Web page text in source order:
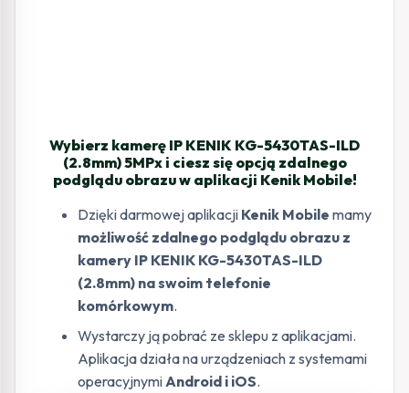
Wybierz kamerę IP KENIK KG-5430TAS-ILD
(2.8mm) 5MPx i ciesz się opcją zdalnego
podglądu obrazu w aplikacji Kenik Mobile!
Dzięki darmowej aplikacji Kenik Mobile mamy
możliwość zdalnego podglądu obrazu z
kamery IP KENIK KG-5430TAS-ILD
(2.8mm) na swoim telefonie
komórkowym.
Wystarczy ją pobrać ze sklepu z aplikacjami.
Aplikacja działa na urządzeniach z systemami
operacyjnymiAndroid i iOS.